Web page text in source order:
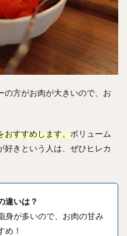
の方がお肉が大きいので、お
おすすめします。ボリューム
好きという人は、ぜひヒレカ
違いは？
身が多いので、お肉の甘み
め！